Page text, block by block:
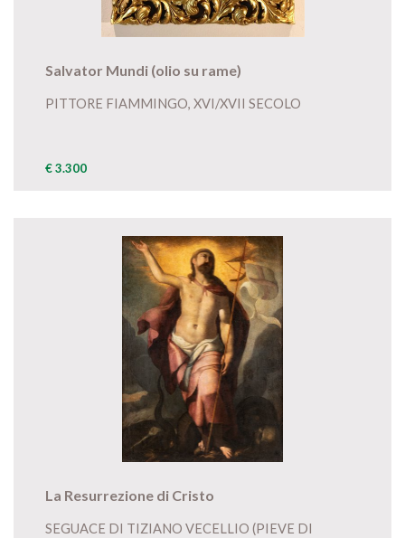
Salvator Mundi (olio su rame)
PITTORE FIAMMINGO, XVI/XVII SECOLO
€ 3.300
La Resurrezione di Cristo
SEGUACE DI TIZIANO VECELLIO (PIEVE DI